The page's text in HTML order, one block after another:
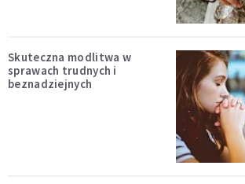
Skuteczna modlitwa w
sprawach trudnych i
beznadziejnych